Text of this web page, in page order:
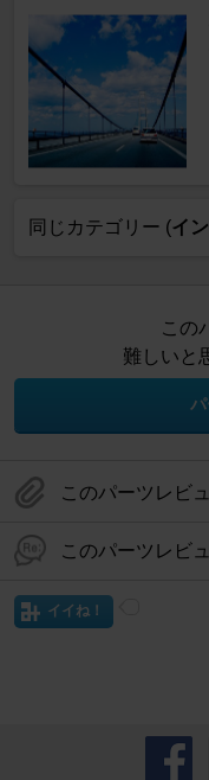
同じカテゴリー (イ
この
難しいと
このパーツレビ
このパーツレビ
イイね！